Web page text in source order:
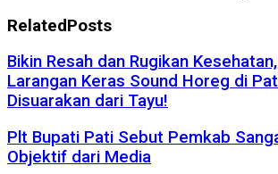
RelatedPosts
Bikin Resah dan Rugikan
Larangan Keras Sound Horeg di
Disuarakan dari Tayu!
Plt Bupati Pati Sebut Pemkab
Objektif dari Media